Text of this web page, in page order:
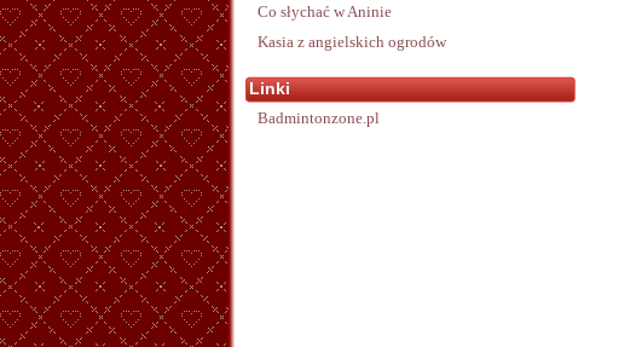
Co słychać w Aninie
Kasia z angielskich ogrodów
Linki
Badmintonzone.pl